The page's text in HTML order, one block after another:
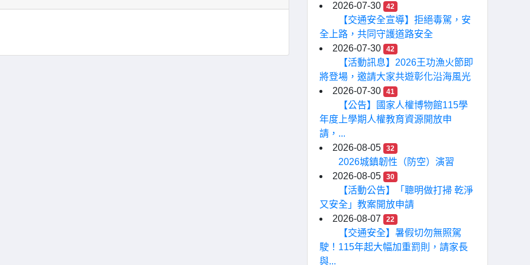
2026-07-30
42
【交通安全宣導】拒絕毒駕，安
全上路，共同守護道路安全
2026-07-30
42
【活動訊息】2026王功漁火節即
將登場，邀請大家共遊彰化沿海風光
2026-07-30
41
【公告】國家人權博物館115學
年度上學期人權教育資源開放申
請，...
2026-08-05
32
2026城鎮韌性（防空）演習
2026-08-05
30
【活動公告】「聰明做打掃 乾淨
又安全」教案開放申請
2026-08-07
22
【交通安全】暑假切勿無照駕
駛！115年起大幅加重罰則，請家長
與...